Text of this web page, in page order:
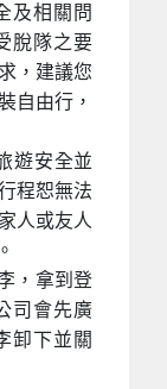
及相關問
脫隊之要
，建議您
自由行，
遊安全並
程恕無法
人或友人
，拿到登
司會先廣
卸下並關